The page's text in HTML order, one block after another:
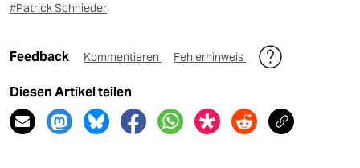
#Patrick Schnieder
Feedback Kommentieren Fehlerhinweis
Diesen Artikel teilen